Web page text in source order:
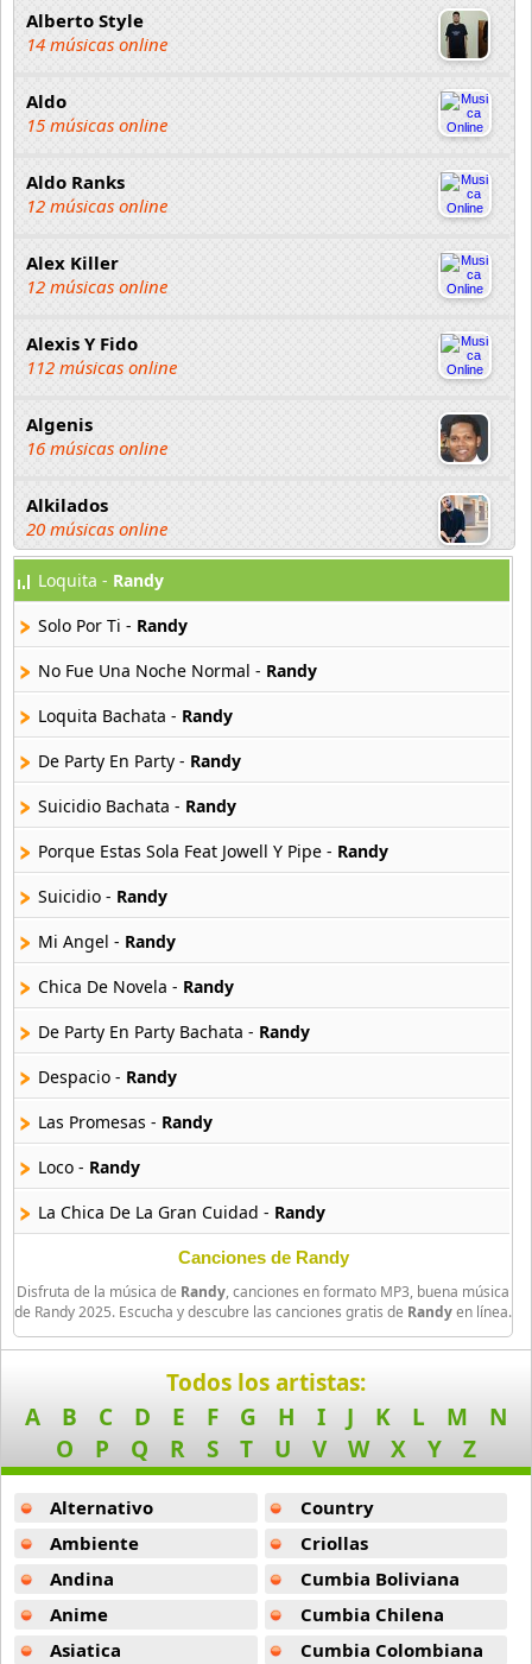
Alberto Style
14 músicas online
Aldo
15 músicas online
Aldo Ranks
12 músicas online
Alex Killer
12 músicas online
Alexis Y Fido
112 músicas online
Algenis
16 músicas online
Alkilados
20 músicas online
Andy Boy
42 músicas online
Angel Olmos
9 músicas online
20 músicas online
Anton La Voz De Oro
10 músicas online
Anuel Aa
257 músicas online
Arcangel
416 músicas online
Arcangel Y De La Ghetto
101 músicas online
Arthur
4 músicas online
Asesino
Aspirante
93 músicas online
16 músicas online
Audio El Sonido Musikal
3 músicas online
Babilonia
17 músicas online
17 músicas online
Loquita - Randy
Solo Por Ti - Randy
No Fue Una Noche Normal - Randy
Loquita Bachata - Randy
De Party En Party - Randy
Suicidio Bachata - Randy
Porque Estas Sola Feat Jowell Y Pipe - Randy
Suicidio - Randy
Mi Angel - Randy
Chica De Novela - Randy
De Party En Party Bachata - Randy
Despacio - Randy
Las Promesas - Randy
Loco - Randy
La Chica De La Gran Cuidad - Randy
Por Que Estas Sola -Randy
Despacio Feat Calor Urbano -Randy
Canciones de Randy
Disfruta de la música de Randy, canciones en formato MP3, buena música
de Randy 2025. Escucha y descubre las canciones gratis de Randyen línea.
Todos los artistas:
A
B C D E F G H I J K L M
N
O
P Q R S T U V W X Y Z
Alternativo
Ambiente
Andina
Anime
Asiatica
Country
Criollas
Cumbia Boliviana
Cumbia Chilena
Cumbia Colombiana